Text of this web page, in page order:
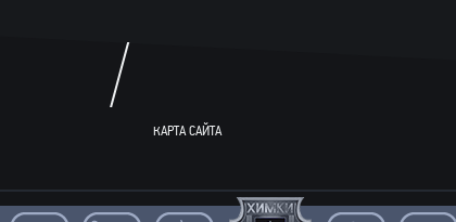
КАРТА САЙТА